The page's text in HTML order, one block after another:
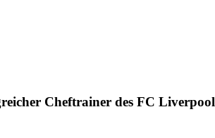
Cheftrainer des FC Liverpool